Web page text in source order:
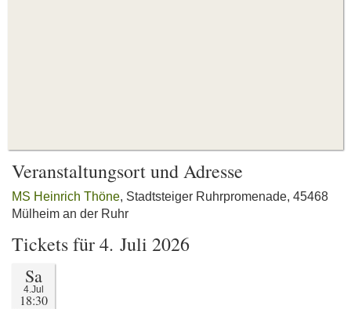
Veranstaltungsort und Adresse
MS Heinrich Thöne, Stadtsteiger Ruhrpromenade, 45468
Mülheim an der Ruhr
Tickets für 4. Juli 2026
Sa
4.Jul
18:30